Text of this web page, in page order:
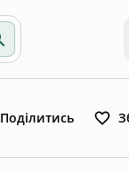
Поділитись